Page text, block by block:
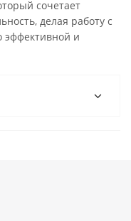
сочетает
делая работу с
эффективной и